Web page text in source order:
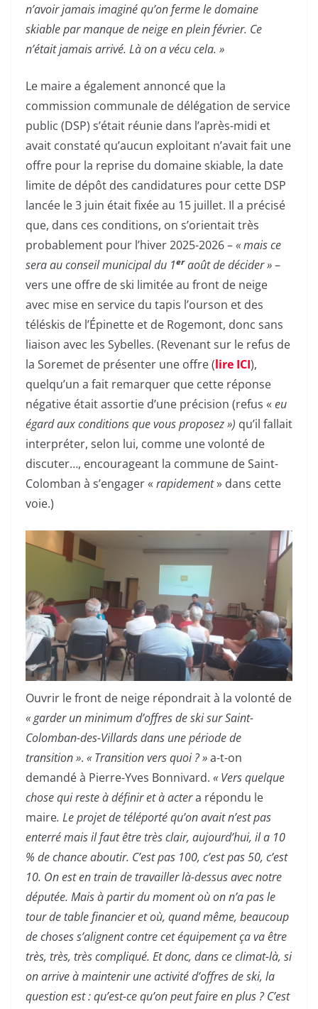
n’avoir jamais imaginé qu’on ferme le domaine
skiable par manque de neige en plein février. Ce
n’était jamais arrivé. Là on a vécu cela. »
Le maire a également annoncé que la
commission communale de délégation de service
public (DSP) s’était réunie dans l’après-midi et
avait constaté qu’aucun exploitant n’avait fait une
offre pour la reprise du domaine skiable, la date
limite de dépôt des candidatures pour cette DSP
lancée le 3 juin était fixée au 15 juillet. Il a précisé
que, dans ces conditions, on s’orientait très
probablement pour l’hiver 2025-2026 –« mais ce
sera au conseil municipal du 1eraoût de décider »–
vers une offre de ski limitée au front de neige
avec mise en service du tapis l’ourson et des
téléskis de l’Épinette et de Rogemont, donc sans
liaison avec les Sybelles. (Revenant sur le refus de
la Soremet de présenter une offre (lire ICI),
quelqu’un a fait remarquer que cette réponse
négative était assortie d’une précision (refus « eu
égard aux conditions que vous proposez ») qu’il fallait
interpréter, selon lui, comme une volonté de
discuter…, encourageant la commune de Saint-
Colomban à s’engager « rapidement» dans cette
voie.)
Ouvrir le front de neige répondrait à la volonté de
« garder un minimum d’offres de ski sur Saint-
Colomban-des-Villards dans une période de
transition ». « Transition vers quoi ? »a-t-on
demandé à Pierre-Yves Bonnivard. « Vers quelque
chose qui reste à définir et à actera répondu le
maire. Le projet de téléporté qu’on avait n’est pas
enterré mais il faut être très clair, aujourd’hui, il a 10
% de chance aboutir. C’est pas 100, c’est pas 50, c’est
10. On est en train de travailler là-dessus avec notre
députée. Mais à partir du moment où on n’a pas le
tour de table financier et où, quand même, beaucoup
de choses s’alignent contre cet équipement ça va être
très, très, très compliqué. Et donc, dans ce climat-là, si
on arrive à maintenir une activité d’offres de ski, la
question est : qu’est-ce qu’on peut faire en plus ? C’est